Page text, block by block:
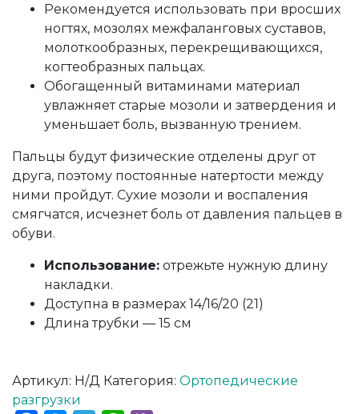
Рекомендуется использовать при вросших
ногтях, мозолях межфаланговых суставов,
молоткообразных, перекрещивающихся,
когтеобразных пальцах.
Обогащенный витаминами материал
увлажняет старые мозоли и затвердения и
уменьшает боль, вызванную трением.
Пальцы будут физические отделены друг от
друга, поэтому постоянные натертости между
ними пройдут. Сухие мозоли и воспаления
смягчатся, исчезнет боль от давления пальцев в
обуви.
Использование: отрежьте нужную длину
накладки.
Доступна в размерах 14/16/20 (21)
Длина трубки — 15 см
Артикул: Н/Д Категория: Ортопедические
разгрузки